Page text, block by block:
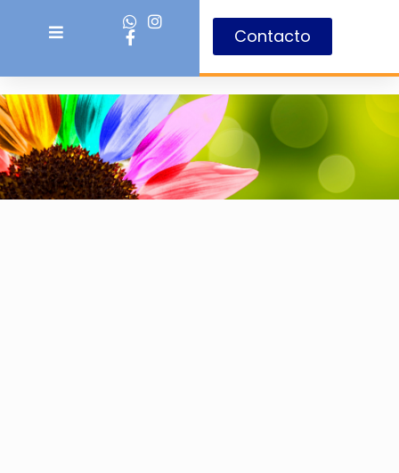
Contacto